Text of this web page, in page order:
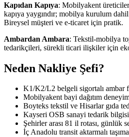
Kapıdan Kapıya: Mobilyakent
kapıya yaygındır; mobilya kurulum
Bireysel müşteri ve e-ticaret için pratik.
Ambardan Ambara: Tekstil-mobilya
tedarikçileri, sürekli ticari ilişkiler için
Neden Nakliye Şefi?
K1/K2/L2 belgeli sigortalı ambar
Mobilyakent bayi dağıtım
Boyteks tekstil ve Hisarlar gıda
Kayseri OSB sanayi tedarik bilgisi
Şehirler arası 81 il rotası, günlük
İç Anadolu transit aktarmalı